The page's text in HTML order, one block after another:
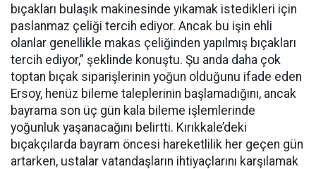
bıçakları bulaşık makinesinde yıkamak istedikleri için
paslanmaz çeliği tercih ediyor. Ancak bu işin ehli
olanlar genellikle makas çeliğinden yapılmış bıçakları
tercih ediyor,” şeklinde konuştu. Şu anda daha çok
toptan bıçak siparişlerinin yoğun olduğunu ifade eden
Ersoy, henüz bileme taleplerinin başlamadığını, ancak
bayrama son üç gün kala bileme işlemlerinde
yoğunluk yaşanacağını belirtti. Kırıkkale’deki
bıçakçılarda bayram öncesi hareketlilik her geçen gün
artarken, ustalar vatandaşların ihtiyaçlarını karşılamak